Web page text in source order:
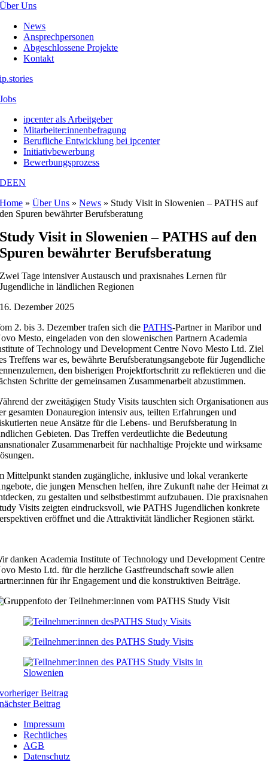
Über Uns
News
Ansprechpersonen
Abgeschlossene Projekte
Kontakt
ip.stories
Jobs
ipcenter als Arbeitgeber
Mitarbeiter:innenbefragung
Berufliche Entwicklung bei ipcenter
Initiativbewerbung
Bewerbungsprozess
DEEN
Home »Über Uns »News » Study Visit in Slowenien – PATHS auf
den Spuren bewährter Berufsberatung
Study Visit in Slowenien – PATHS auf den
Spuren bewährter Berufsberatung
Zwei Tage intensiver Austausch und praxisnahes Lernen für
Jugendliche in ländlichen Regionen
16. Dezember 2025
2. bis 3. Dezember trafen sich diePATHS-Partner in Maribor und
Mesto, eingeladen von den slowenischen Partnern Academia
of Technology und Development Centre Novo Mesto Ltd. Ziel
Treffens war es, bewährte Berufsberatungsangebote für Jugendliche
den bisherigen Projektfortschritt zu reflektieren und die
Schritte der gemeinsamen Zusammenarbeit abzustimmen.
der zweitägigen Study Visits tauschten sich Organisationen
gesamten Donauregion intensiv aus, teilten Erfahrungen und
neue Ansätze für die Lebens- und Berufsberatung in
Gebieten. Das Treffen verdeutlichte die Bedeutung
Zusammenarbeit für nachhaltige Projekte und wirksame
Mittelpunkt standen zugängliche, inklusive und lokal verankerte
die jungen Menschen helfen, ihre Zukunft nahe der Heimat
zu gestalten und selbstbestimmt aufzubauen. Die praxisnahen
Visits zeigten eindrucksvoll, wie PATHS Jugendlichen konkrete
eröffnet und die Attraktivität ländlicher Regionen stärkt.
danken Academia Institute of Technology und Development Centre
Mesto Ltd. für die herzliche Gastfreundschaft sowie allen
für ihr Engagement und die konstruktiven Beiträge.
vorheriger Beitrag
nächster Beitrag
Impressum
Rechtliches
AGB
Datenschutz